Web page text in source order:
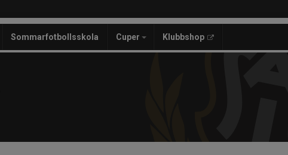
Sommarfotbollsskola Cuper Klubbshop